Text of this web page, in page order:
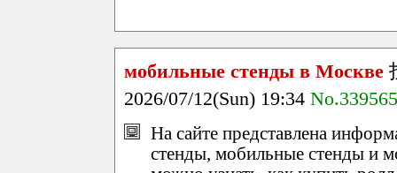
мобильные стенды в Москве
2026/07/12(Sun) 19:34 No.339565
На сайте представлена
стенды, мобильные стенды и